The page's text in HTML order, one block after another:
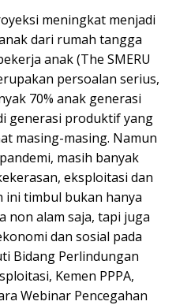
meningkat menjadi
dari rumah tangga
anak (The SMERU
persoalan serius,
70% anak generasi
generasi produktif yang
masing-masing. Namun
masih banyak
eksploitasi dan
ini timbul bukan hanya
non alam saja, tapi juga
dan sosial pada
Bidang Perlindungan
Kemen PPPA,
Webinar Pencegahan